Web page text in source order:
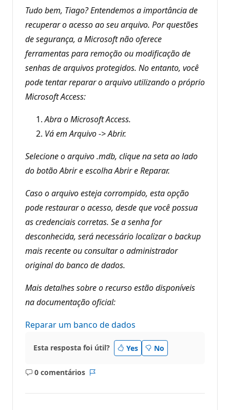
p
u
t
ç
ã
o
Tudo bem, Tiago? Entendemos a importância de
recuperar o acesso ao seu arquivo. Por questões
de segurança, a Microsoft não oferece
ferramentas para remoção ou modificação de
senhas de arquivos protegidos. No entanto, você
pode tentar reparar o arquivo utilizando o próprio
Microsoft Access:
Abra o Microsoft Access.
Vá em Arquivo -> Abrir.
Selecione o arquivo .mdb, clique na seta ao lado
do botão Abrir e escolha Abrir e Reparar.
Caso o arquivo esteja corrompido, esta opção
pode restaurar o acesso, desde que você possua
as credenciais corretas. Se a senha for
desconhecida, será necessário localizar o backup
mais recente ou consultar o administrador
original do banco de dados.
Mais detalhes sobre o recurso estão disponíveis
na documentação oficial:
Reparar um banco de dados
Esta resposta foi útil? Yes No
0 comentários
Sem